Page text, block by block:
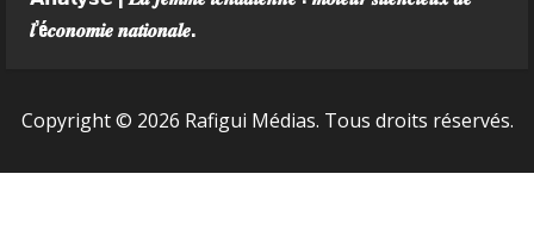
𝒍’é𝒄𝒐𝒏𝒐𝒎𝒊𝒆 𝒏𝒂𝒕𝒊𝒐𝒏𝒂𝒍𝒆.
Copyright © 2026 Rafigui Médias. Tous droits réservés.